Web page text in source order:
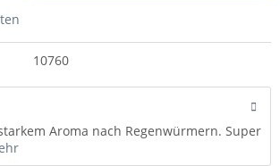
10760
Aroma nach Regenwürmern. Super